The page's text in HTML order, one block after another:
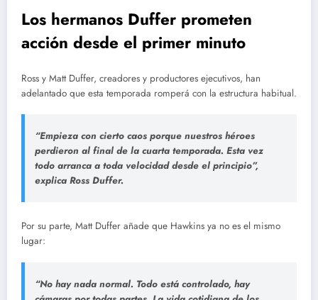
Los hermanos Duffer prometen
acción desde el primer minuto
Ross y Matt Duffer, creadores y productores ejecutivos, han
adelantado que esta temporada romperá con la estructura habitual.
“Empieza con cierto caos porque nuestros héroes
perdieron al final de la cuarta temporada. Esta vez
todo arranca a toda velocidad desde el principio”,
explica Ross Duffer.
Por su parte, Matt Duffer añade que Hawkins ya no es el mismo
lugar:
“No hay nada normal. Todo está controlado, hay